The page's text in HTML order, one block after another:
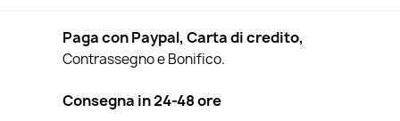
Paga con Paypal, Carta di credito,
Contrassegno e Bonifico.
Consegna in 24-48 ore